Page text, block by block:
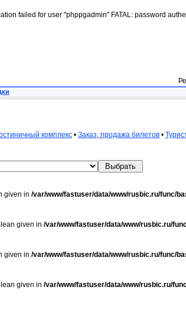
failed for user "phppgadmin" FATAL: password
комплекс • Заказ, продажа билетов •
given in /var/www/fastuser/data/www/rusbic.ru/func/
given in /var/www/fastuser/data/www/rusbic.ru/
given in /var/www/fastuser/data/www/rusbic.ru/func/
given in /var/www/fastuser/data/www/rusbic.ru/